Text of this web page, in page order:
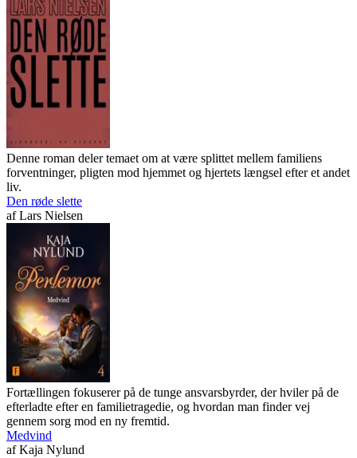
Denne roman deler temaet om at være splittet mellem familiens
forventninger, pligten mod hjemmet og hjertets længsel efter et andet
liv.
Den røde slette
afLars Nielsen
Fortællingen fokuserer på de tunge ansvarsbyrder, der hviler på de
efterladte efter en familietragedie, og hvordan man finder vej
gennem sorg mod en ny fremtid.
Medvind
afKaja Nylund